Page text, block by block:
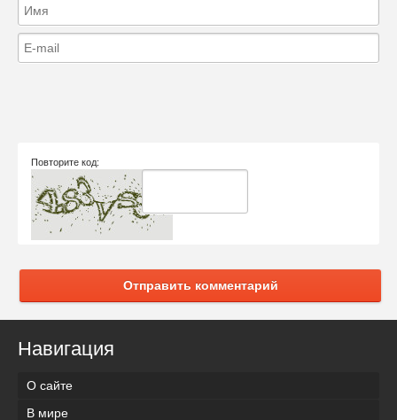
Повторите код:
Отправить комментарий
Навигация
О сайте
В мире